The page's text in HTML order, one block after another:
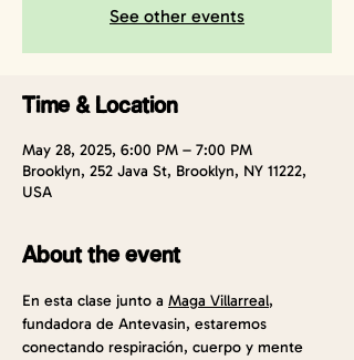
See other events
Time & Location
May 28, 2025, 6:00 PM – 7:00 PM
Brooklyn, 252 Java St, Brooklyn, NY 11222,
USA
About the event
En esta clase junto a Maga Villarreal,
fundadora de Antevasin, estaremos
conectando respiración, cuerpo y mente